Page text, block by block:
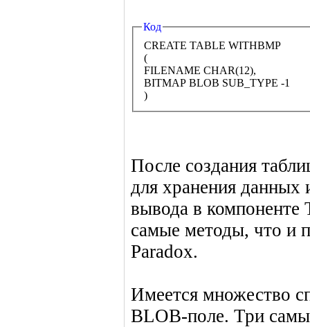
Код
CREATE TABLE WITHBMP
(
FILENAME CHAR(12),
BITMAP BLOB SUB_TYPE -1
)
После создания
для хранения данных
вывода в компоненте
самые методы, что и
Paradox.
Имеется множество
BLOB-поле. Три